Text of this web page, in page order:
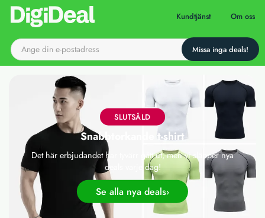
Till startsidan Kundtjänst Om oss
SLUTSÅLD
Snabbtorkande t-shirt
Det här erbjudandet har tyvärr gått ut, men vi släpper nya
deals varje dag!
Se alla nya deals